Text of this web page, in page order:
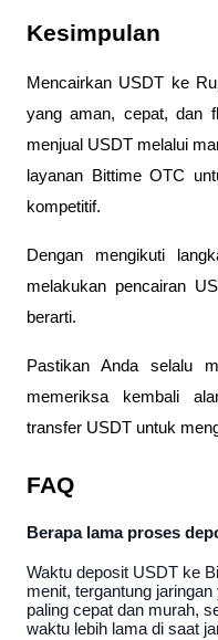
Kesimpulan
Mencairkan USDT ke
yang aman, cepat, dan
menjual USDT melalui
layanan Bittime OTC
kompetitif.
Dengan mengikuti
melakukan pencairan
berarti.
Pastikan Anda selalu
memeriksa kembali
transfer USDT untuk
FAQ
Berapa lama proses
Waktu deposit USDT ke
menit, tergantung
paling cepat dan murah,
waktu lebih lama di saat